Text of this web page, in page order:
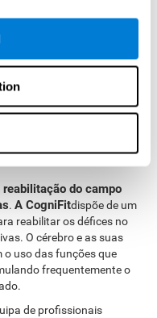
o
melhorar-se através de
reabilitação do campo
.A CogniFitdispõe de um
reabilitar os défices no
O cérebro e as suas
o uso das funções que
frequentemente o
de profissionais